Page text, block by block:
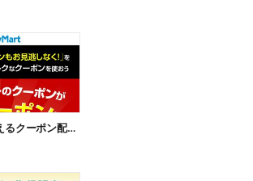
【おトク】お店で使えるクーポン配信中